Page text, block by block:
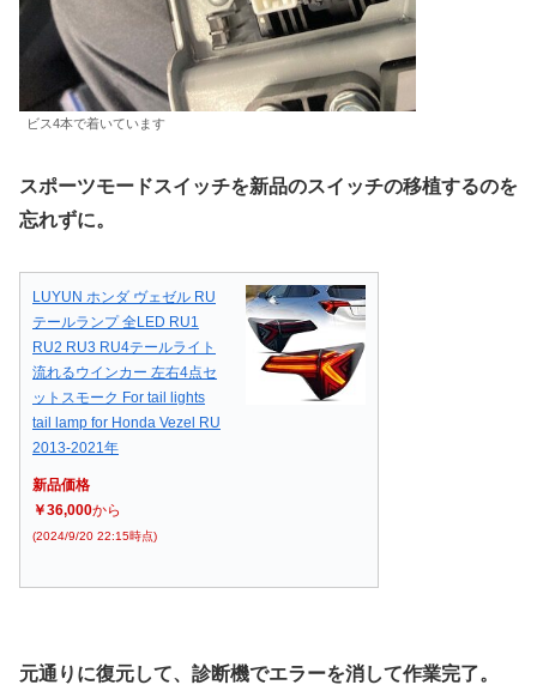
ビス4本で着いています
スポーツモードスイッチを新品のスイッチの移植するのを
忘れずに。
LUYUN ホンダ ヴェゼル RU
テールランプ 全LED RU1
RU2 RU3 RU4テールライト
流れるウインカー 左右4点セ
ットスモーク For tail lights
tail lamp for Honda Vezel RU
2013-2021年
新品価格
￥36,000から
(2024/9/20 22:15時点)
元通りに復元して、診断機でエラーを消して作業完了。